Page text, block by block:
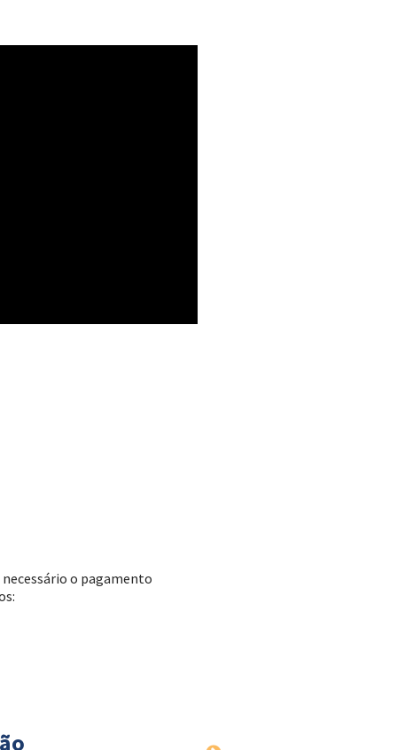
o pagamento